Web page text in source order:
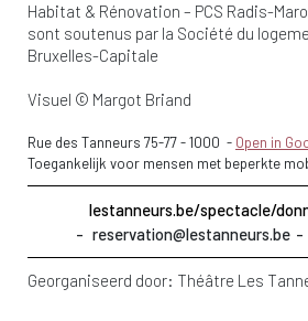
Habitat & Rénovation – PCS Radis-
sont soutenus par la Société du
Bruxelles-Capitale
Visuel © Margot Briand
Rue des Tanneurs 75-77-1000 - Open in
Toegankelijk voor mensen met beperkte
lestanneurs.be/spectacle/
reservation@lestanneurs.be
Georganiseerd door: Théâtre Les